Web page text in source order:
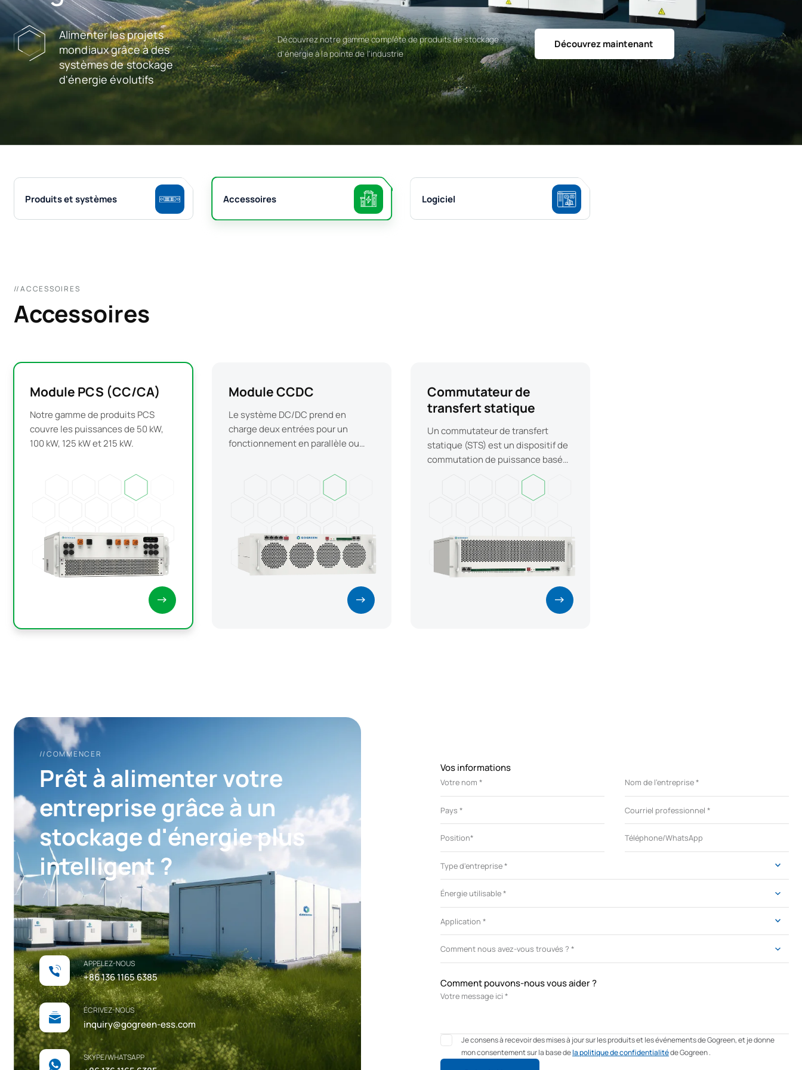
Alimenter les projets
mondiaux grâce à des
systèmes de stockage
d'énergie évolutifs
Découvrez notre gamme complète de produits de stockage
d'énergie à la pointe de l'industrie
Découvrez maintenant
Produits et systèmes Accessoires Logiciel
//ACCESSOIRES
Accessoires
Module PCS (CC/CA)
Notre gamme de produits PCS
couvre les puissances de 50 kW,
100 kW, 125 kW et 215 kW.
Module CCDC
Le système DC/DC prend en
charge deux entrées pour un
fonctionnement en parallèle ou
Commutateur de
transfert statique
Un commutateur de transfert
statique (STS) est un dispositif de
commutation de puissance basé
sur des composants électroniques.
//COMMENCER
Prêt à alimenter votre
entreprise grâce à un
stockage d'énergie plus
intelligent ?
APPELEZ-NOUS
+86 136 1165 6385
ÉCRIVEZ-NOUS
inquiry@gogreen-ess.com
SKYPE/WHATSAPP
Vos informations
Comment pouvons-nous vous aider ?
Je consens à recevoir des mises à jour sur les produits et les événements de Gogreen, et je donne
mon consentement sur la base dela politique de confidentialitéde Gogreen .